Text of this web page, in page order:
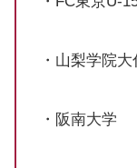
・山梨学院
・阪南大学